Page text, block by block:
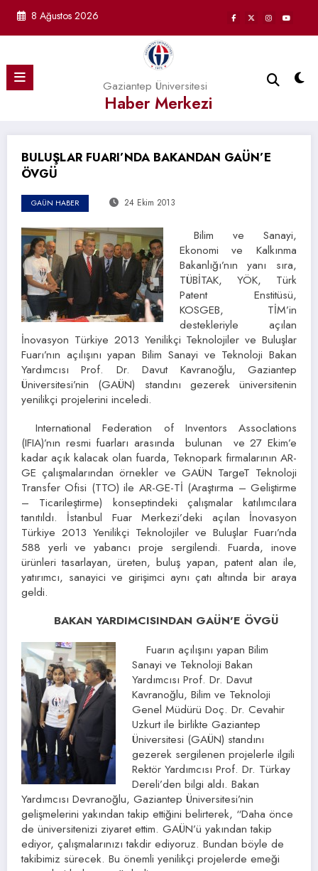
8 Ağustos 2026
Gaziantep Üniversitesi
Haber Merkezi
BULUŞLAR FUARI’NDA BAKANDAN GAÜN’E
ÖVGÜ
GAÜN HABER 24 Ekim 2013
Bilim ve Sanayi,
Ekonomi ve Kalkınma
Bakanlığı’nın yanı sıra,
TÜBİTAK, YÖK, Türk
Patent Enstitüsü,
KOSGEB, TİM’in
destekleriyle açılan
İnovasyon Türkiye 2013 Yenilikçi Teknolojiler ve Buluşlar
Fuarı’nın açılışını yapan Bilim Sanayi ve Teknoloji Bakan
Yardımcısı Prof. Dr. Davut Kavranoğlu, Gaziantep
Üniversitesi’nin (GAÜN) standını gezerek üniversitenin
yenilikçi projelerini inceledi.
International Federation of Inventors Assoclations
(IFIA)’nın resmi fuarları arasında bulunan ve 27 Ekim’e
kadar açık kalacak olan fuarda, Teknopark firmalarının AR-
GE çalışmalarından örnekler ve GAÜN TargeT Teknoloji
Transfer Ofisi (TTO) ile AR-GE-Tİ (Araştırma – Geliştirme
– Ticarileştirme) konseptindeki çalışmalar katılımcılara
tanıtıldı. İstanbul Fuar Merkezi’deki açılan İnovasyon
Türkiye 2013 Yenilikçi Teknolojiler ve Buluşlar Fuarı’nda
588 yerli ve yabancı proje sergilendi. Fuarda, inove
ürünleri tasarlayan, üreten, buluş yapan, patent alan ile,
yatırımcı, sanayici ve girişimci aynı çatı altında bir araya
geldi.
BAKAN YARDIMCISINDAN GAÜN’E ÖVGÜ
Fuarın açılışını yapan Bilim
Sanayi ve Teknoloji Bakan
Yardımcısı Prof. Dr. Davut
Kavranoğlu, Bilim ve Teknoloji
Genel Müdürü Doç. Dr. Cevahir
Uzkurt ile birlikte Gaziantep
Üniversitesi (GAÜN) standını
gezerek sergilenen projelerle ilgili
Rektör Yardımcısı Prof. Dr. Türkay
Dereli’den bilgi aldı. Bakan
Yardımcısı Devranoğlu, Gaziantep Üniversitesi’nin
gelişmelerini yakından takip ettiğini belirterek, “Daha önce
de üniversitenizi ziyaret ettim. GAÜN’ü yakından takip
ediyor, çalışmalarınızı takdir ediyoruz. Bundan böyle de
takibimiz sürecek. Bu önemli yenilikçi projelerde emeği